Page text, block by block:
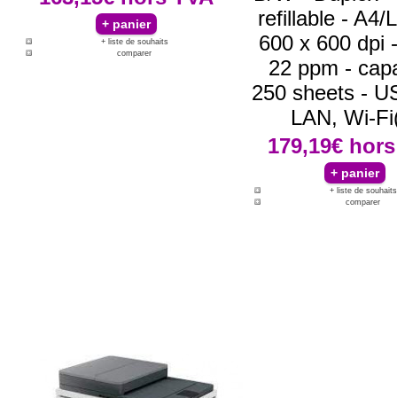
+ liste de souhaits
comparer
refillable - A4/
600 x 600 dpi
22 ppm -
250 sheets -
LAN, Wi-
179,19€
+ liste de souhaits
comparer